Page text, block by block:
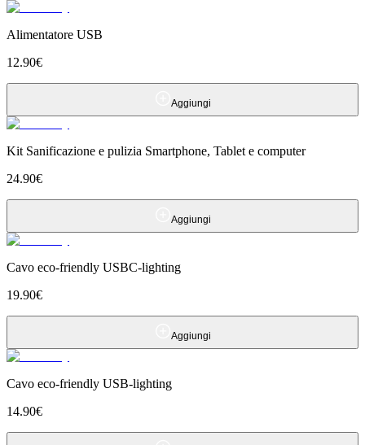
Alimentatore USB
12.90€
Aggiungi
Kit Sanificazione e pulizia Smartphone, Tablet e computer
24.90€
Aggiungi
Cavo eco-friendly USBC-lighting
19.90€
Aggiungi
Cavo eco-friendly USB-lighting
14.90€